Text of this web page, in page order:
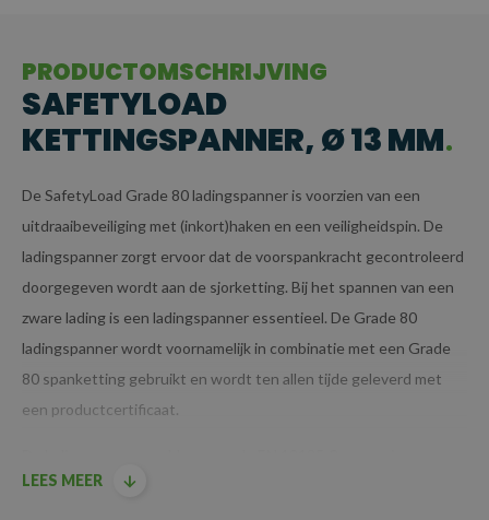
PRODUCTOMSCHRIJVING
SAFETYLOAD
KETTINGSPANNER, Ø 13 MM
De SafetyLoad Grade 80 ladingspanner is voorzien van een
uitdraaibeveiliging met (inkort)haken en een veiligheidspin. De
ladingspanner zorgt ervoor dat de voorspankracht gecontroleerd
doorgegeven wordt aan de sjorketting. Bij het spannen van een
zware lading is een ladingspanner essentieel. De Grade 80
ladingspanner wordt voornamelijk in combinatie met een Grade
80 spanketting gebruikt en wordt ten allen tijde geleverd met
een productcertificaat.
LEES MEER